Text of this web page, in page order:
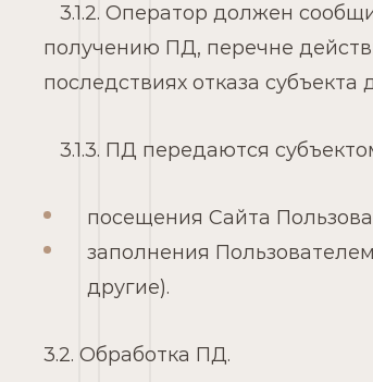
3.1.2. Оператор должен
получению ПД, перечне
последствиях отказа
3.1.3. ПД передаются
посещения Сайта
заполнения
другие).
3.2. Обработка ПД.